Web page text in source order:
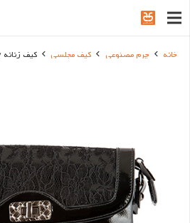
خانه چرم مصنوعی کیف مجلسی کیف زنانه 1117-1